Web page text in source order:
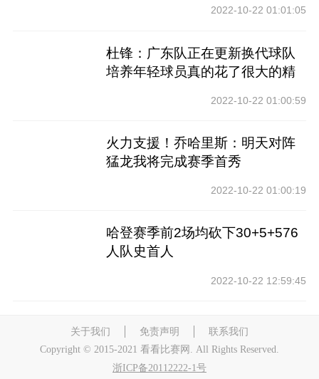
2022-10-22 01:01:05
杜锋：广东队正在更新换代球队
培养年轻球员真的花了很大的精
2022-10-22 01:00:59
火力支援！乔哈里斯：明天对阵
猛龙我将完成赛季首秀
2022-10-22 01:00:19
哈登赛季前2场均砍下30+5+576
人队史首人
2022-10-22 12:59:45
关于我们 免责声明
联系我们
Copyright © 2015-2021 看看比赛网. All Rights Reserved.
浙ICP备20112222-1号